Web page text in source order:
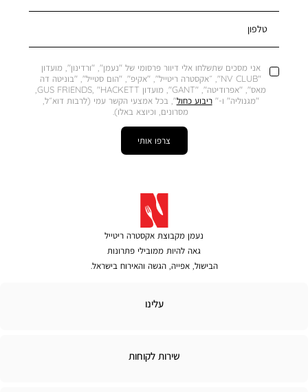
טלפון
אני מסכים שתשלחו אלי דיוור פרסומי של "נעמן", "ורדינון", מועדון
"NV CLUB", ״אקסטרה ריטייל", "אקיפ", "הום סטייל", "בוניטה דה
מאס", "אפרודיטה", "GANT", מועדון GUS FRIENDS, "HACKETT,
"מגנוליה" ו-" ריבוע כחול", בכל אמצעי הקשר עמי (לרבות דוא״ל,
מסרונים, וכיוצא באלו).
צרפו אותי
נעמן מקבוצת אקסטרה ריטייל
גאה להיות ממובילי פתרונות
הבישול, אפייה, הגשה והאירוח בישראל.
עלינו
שירות לקוחות